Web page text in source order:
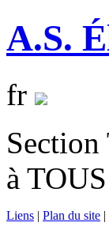
A.S.
fr
à TOUS
Liens | Plan du site |